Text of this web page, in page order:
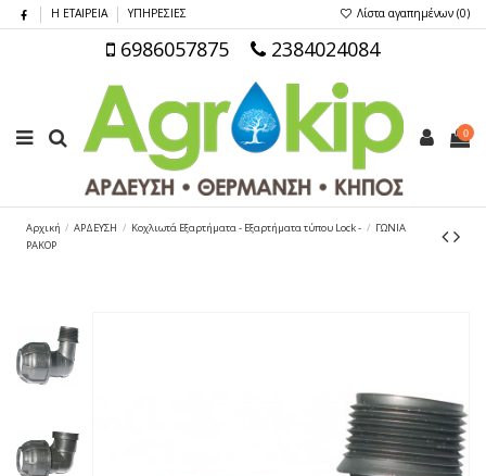
Η ΕΤΑΙΡΕΙΑ ΥΠΗΡΕΣΙΕΣ Λίστα αγαπημένων (0)
6986057875 2384024084
0
Αρχική ΑΡΔΕΥΣΗ Κοχλιωτά Εξαρτήματα - Εξαρτήματα τύπου Lock -
ΓΩΝΙΑ
ΡΑΚΟΡ